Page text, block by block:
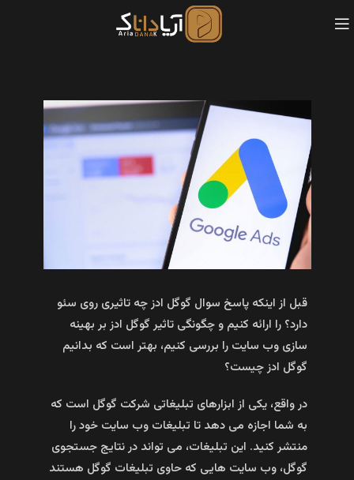
قبل از اینکه پاسخ سوال گوگل ادز چه تاثیری روی سئو
دارد؟ را ارائه کنیم و چگونگی تاثیر گوگل ادز بر بهینه‌
سازی وب سایت را بررسی کنیم، بهتر است که بدانیم
گوگل ادز چیست؟
در واقع، یکی از ابزارهای تبلیغاتی شرکت گوگل است که
به شما اجازه می‌ دهد تا تبلیغات وب سایت خود را
منتشر کنید. این تبلیغات، می‌ تواند در نتایج جستجوی
گوگل، وب سایت‌ هایی که حاوی تبلیغات گوگل هستند